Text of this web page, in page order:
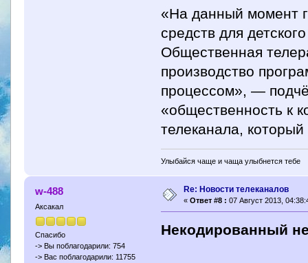
«На данный момент
средств для
Общественная
производство
процессом», —
«общественность к
телеканала,
Улыбайся чаще и чаща улыбнется тебе
w-488
Аксакал
Спасибо
-> Вы поблагодарили: 754
-> Вас поблагодарили: 11755
Re: Новости телеканалов
« Ответ #8 : 07 Август 2013,
Некодированный